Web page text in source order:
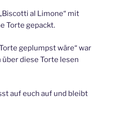
al Limone“ mit
Torte gepackt.
geplumpst wäre“ war
diese Torte lesen
auf euch auf und bleibt